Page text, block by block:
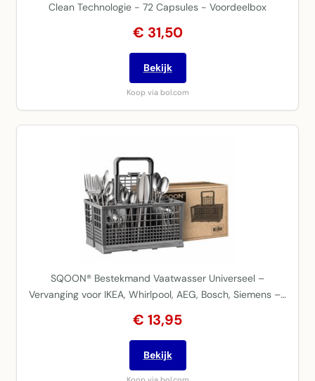
Clean Technologie - 72 Capsules - Voordeelbox
€ 31,50
Bekijk
Koop via bol.com
SQOON® Bestekmand Vaatwasser Universeel –
Vervanging voor IKEA, Whirlpool, AEG, Bosch, Siemens –…
€ 13,95
Bekijk